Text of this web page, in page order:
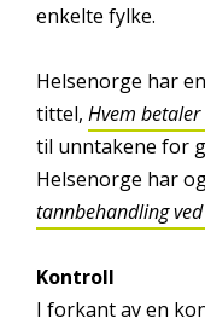
enkelte fylke.
Helsenorge har
tittel, Hvem
til unntakene for
Helsenorge har
tannbehandling
Kontroll
I forkant av en